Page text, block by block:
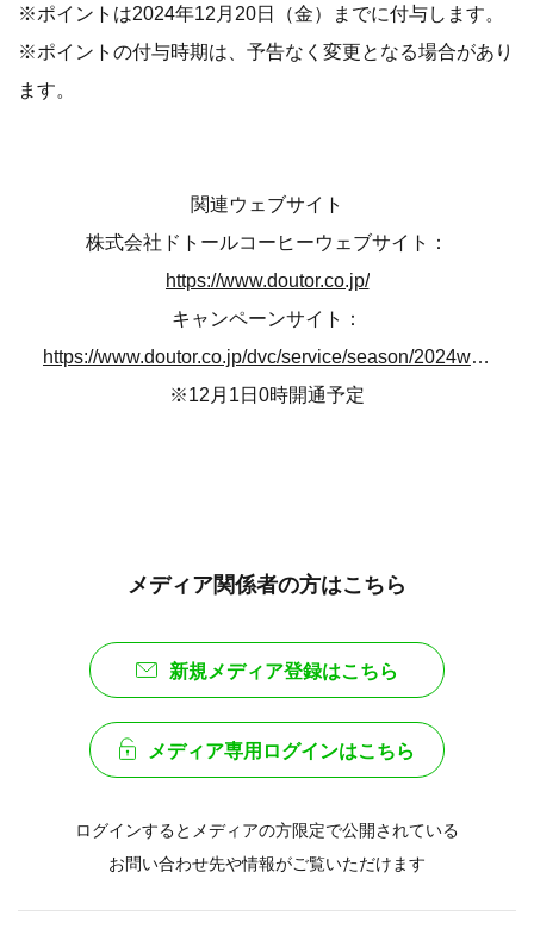
※ポイントは2024年12月20日（金）までに付与します。
※ポイントの付与時期は、予告なく変更となる場合があり
ます。
関連ウェブサイト
株式会社ドトールコーヒーウェブサイト：
https://www.doutor.co.jp/
キャンペーンサイト：
https://www.doutor.co.jp/dvc/service/season/2024winter/index.html
※12月1日0時開通予定
メディア関係者の方はこちら
新規メディア登録はこちら
メディア専用ログインはこちら
ログインするとメディアの方限定で公開されている
お問い合わせ先や情報がご覧いただけます